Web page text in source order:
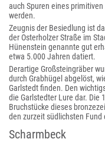
auch Spuren eines
werden.
Zeugnis der Besiedlung ist
der Osterholzer Straße im
Hünenstein genannte gut
etwa 5.000 Jahren datiert.
Derartige Großsteingräber
durch Grabhügel abgelöst,
Garlstedt finden. Den
die Garlstedter Lure dar. Die
Bruchstücke dieses
den zurzeit südlichsten
Scharmbeck